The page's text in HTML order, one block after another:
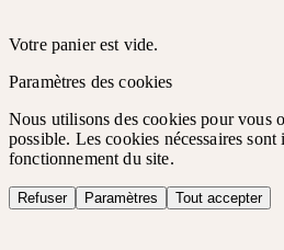
Votre panier est vide.
Paramètres des cookies
Nous utilisons des cookies pour vous
possible. Les cookies nécessaires sont
fonctionnement du site.
Refuser Paramètres Tout accepter